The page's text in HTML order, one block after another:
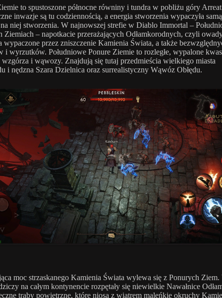
to spustoszone północne równiny i tundra w pobliżu góry
inwazje są tu codziennością, a energia stworzenia wypaczyła
niej stworzenia. W najnowszej strefie w Diablo Immortal –
Ziemiach – napotkacie przerażających Odłamkorodnych, czyli
wypaczone przez zniszczenie Kamienia Świata, a także
i wyrzutków. Południowe Ponure Ziemie to rozległe, wypalone
i wąwozy. Znajdują się tutaj przedmieścia wielkiego miasta
i nędzna Szara Dzielnica oraz surrealistyczny Wąwóz Obłędu.
moc strzaskanego Kamienia Świata wylewa się z Ponurych
na całym kontynencie rozpętały się niewielkie Nawałnice
trąby powietrzne, które niosą z wiatrem maleńkie okruchy